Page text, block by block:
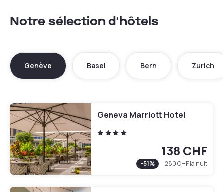
Notre sélection d'hôtels
Genève Basel Bern Zurich
Geneva Marriott Hotel
138 CHF
-51% 280 CHFla nuit